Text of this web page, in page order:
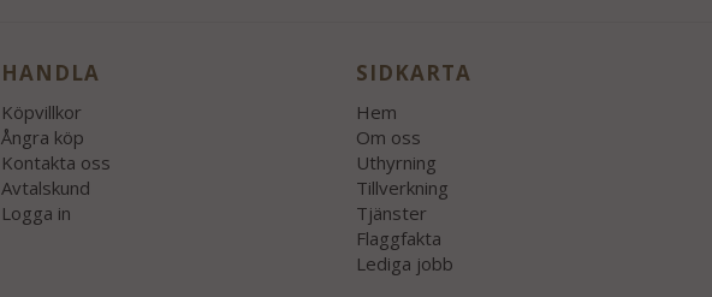
HANDLA
Köpvillkor
Ångra köp
Kontakta oss
Avtalskund
Logga in
SIDKARTA
Hem
Om oss
Uthyrning
Tillverkning
Tjänster
Flaggfakta
Lediga jobb